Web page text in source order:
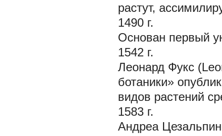
растут,
1490 г.
Основан первый
1542 г.
Леонард Фукс
ботаники»
видов растений
1583 г.
Андреа